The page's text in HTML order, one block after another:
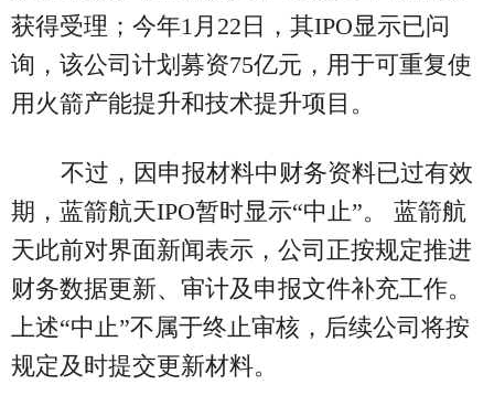
获得受理；今年1月22日，其IPO显示已问
询，该公司计划募资75亿元，用于可重复使
用火箭产能提升和技术提升项目。
不过，因申报材料中财务资料已过有效
期，蓝箭航天IPO暂时显示“中止”。 蓝箭航
天此前对界面新闻表示，公司正按规定推进
财务数据更新、审计及申报文件补充工作。
上述“中止”不属于终止审核，后续公司将按
规定及时提交更新材料。